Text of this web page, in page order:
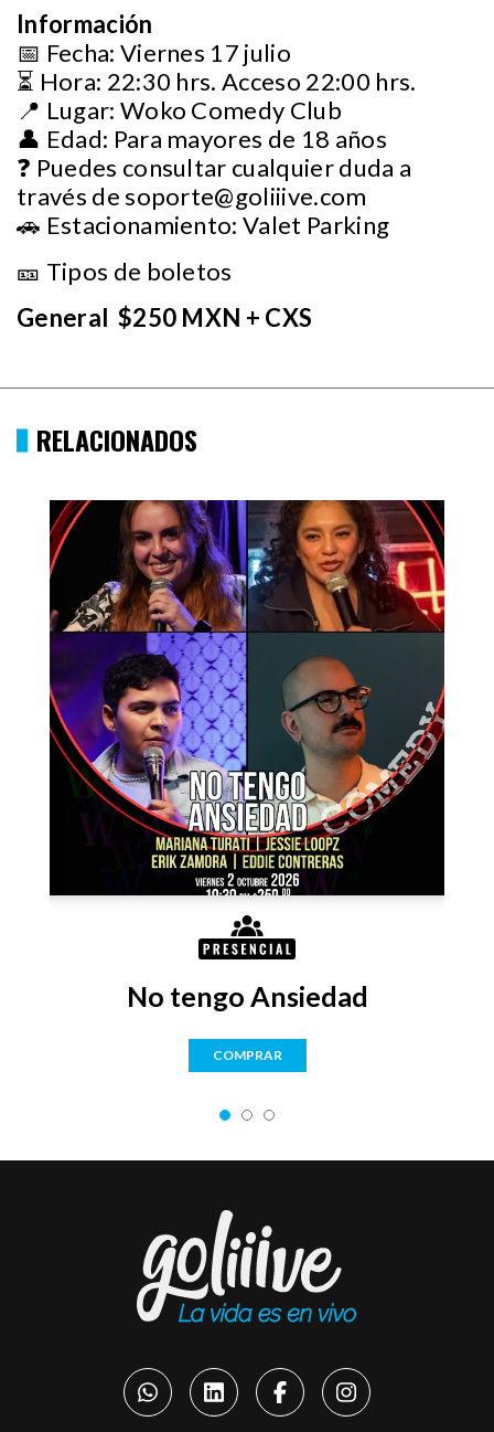
Información
📅 Fecha: Viernes 17 julio
⏳ Hora: 22:30 hrs. Acceso 22:00 hrs.
📍 Lugar: Woko Comedy Club
👤 Edad: Para mayores de 18 años
❓ Puedes consultar cualquier duda a
través desoporte@goliiive.com
🚗 Estacionamiento: Valet Parking
🎫 Tipos de boletos
General $250 MXN + CXS
RELACIONADOS
No tengo Ansiedad
COMPRAR